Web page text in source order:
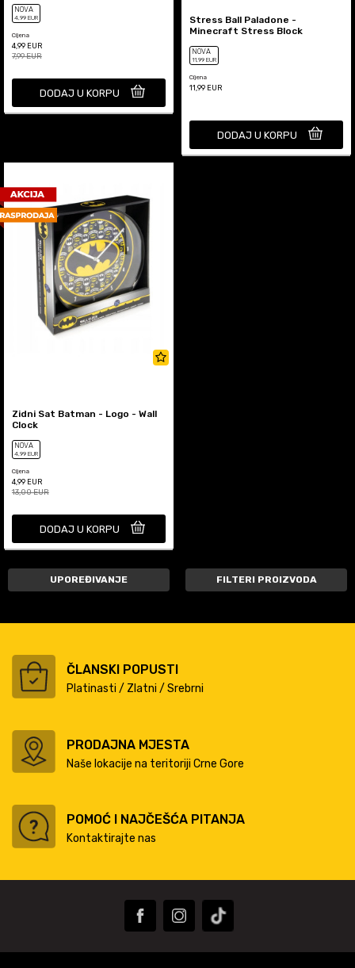
NOVA
4,99 EUR
Cijena
4,99 EUR
7,99EUR
DODAJ U KORPU
Stress Ball Paladone -
Minecraft Stress Block
NOVA
11,99 EUR
Cijena
11,99 EUR
DODAJ U KORPU
Zidni Sat Batman - Logo - Wall
Clock
NOVA
4,99 EUR
Cijena
4,99 EUR
13,00EUR
DODAJ U KORPU
UPOREĐIVANJE FILTERI PROIZVODA
ČLANSKI POPUSTI
Platinasti / Zlatni / Srebrni
PRODAJNA MJESTA
Naše lokacije na teritoriji Crne Gore
POMOĆ I NAJČEŠĆA PITANJA
Kontaktirajte nas